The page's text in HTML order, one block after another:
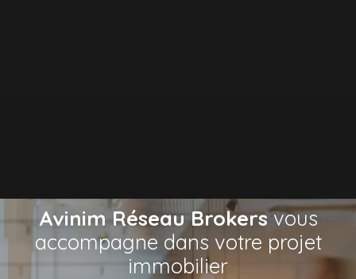
Avinim Réseau Brokersvous
accompagne dans votre projet
immobilier